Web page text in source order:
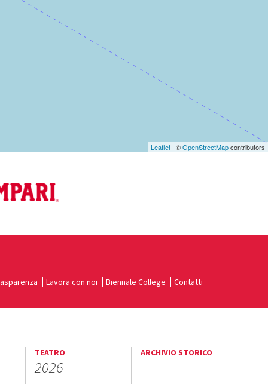
Leaflet | ©OpenStreetMapcontributors
Lavora con noi Biennale College Contatti
TEATRO
2026
ARCHIVIO STORICO